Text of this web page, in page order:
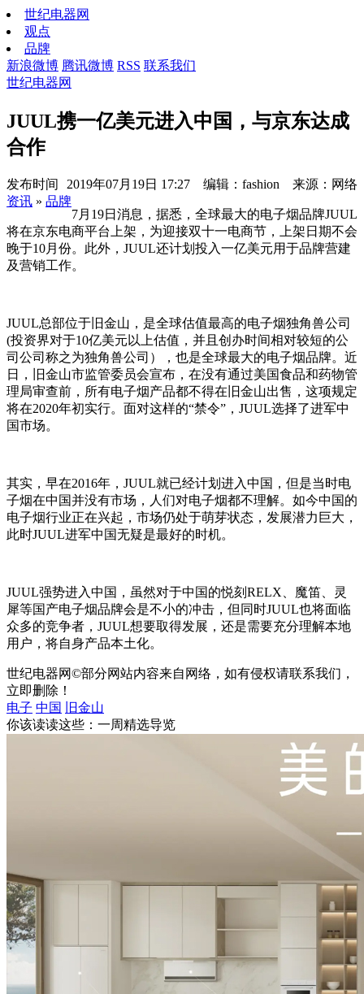
世纪电器网
观点
品牌
新浪微博 腾讯微博 RSS 联系我们
世纪电器网
JUUL携一亿美元进入中国，与京东达成
合作
发布时间
2019年07月19日 17:27 编辑：fashion 来源：网络
资讯 » 品牌
7月19日消息，据悉，全球最大的电子烟品牌JUUL
将在京东电商平台上架，为迎接双十一电商节，上架日期不会
晚于10月份。此外，JUUL还计划投入一亿美元用于品牌营建
及营销工作。
JUUL总部位于旧金山，是全球估值最高的电子烟独角兽公司
(投资界对于10亿美元以上估值，并且创办时间相对较短的公
司公司称之为独角兽公司），也是全球最大的电子烟品牌。近
日，旧金山市监管委员会宣布，在没有通过美国食品和药物管
理局审查前，所有电子烟产品都不得在旧金山出售，这项规定
将在2020年初实行。面对这样的“禁令”，JUUL选择了进军中
国市场。
其实，早在2016年，JUUL就已经计划进入中国，但是当时电
子烟在中国并没有市场，人们对电子烟都不理解。如今中国的
电子烟行业正在兴起，市场仍处于萌芽状态，发展潜力巨大，
此时JUUL进军中国无疑是最好的时机。
JUUL强势进入中国，虽然对于中国的悦刻RELX、魔笛、灵
犀等国产电子烟品牌会是不小的冲击，但同时JUUL也将面临
众多的竞争者，JUUL想要取得发展，还是需要充分理解本地
用户，将自身产品本土化。
世纪电器网©部分网站内容来自网络，如有侵权请联系我们，
立即删除！
电子 中国
旧金山
你该读读这些：一周精选导览